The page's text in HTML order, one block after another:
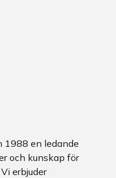
1988 en ledande
och kunskap för
erbjuder